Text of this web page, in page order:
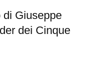
di Giuseppe
dei Cinque